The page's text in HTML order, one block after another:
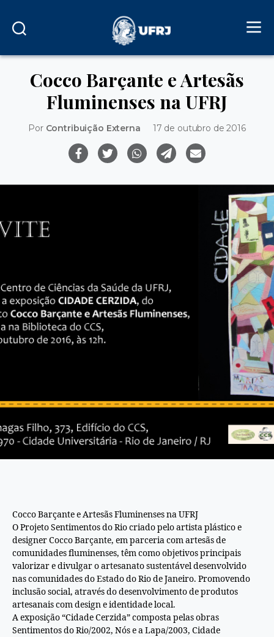
Cocco Barçante e Artesãs
Fluminenses na UFRJ
Por Contribuição Externa 17 de outubro de 2016
Cocco Barçante e Artesãs Fluminenses na UFRJ
O Projeto Sentimentos do Rio criado pelo artista plástico e
designer Cocco Barçante, em parceria com artesãs de
comunidades fluminenses, têm como objetivos principais
valorizar e divulgar o artesanato sustentável desenvolvido
nas comunidades do Estado do Rio de Janeiro. Promovendo
inclusão social, através do desenvolvimento de produtos
artesanais com design e identidade local.
A exposição “Cidade Cerzida” composta pelas obras
Sentimentos do Rio/2002, Nós e a Lapa/2003, Cidade